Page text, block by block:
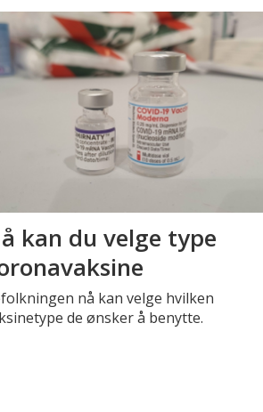
kan du velge type
nå kan velge hvilken
de ønsker å benytte.